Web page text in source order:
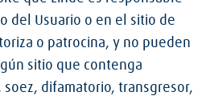
del Usuario o en el sitio de
o patrocina, y no pueden
sitio que contenga
difamatorio, transgresor,